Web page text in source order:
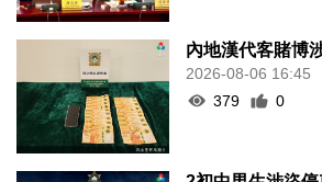
內地漢代客賭博
2026-08-06 16:45
379
0